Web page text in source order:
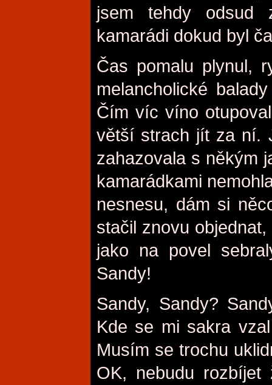
jsem tehdy odsud
kamarádi dokud byl
Čas pomalu plynul,
melancholické
Čím víc víno
větší strach jít za ní.
zahazovala s někým
kamarádkami
nesnesu, dám si
stačil znovu
jako na povel
Sandy!
Sandy, Sandy?
Kde se mi sakra
Musím se trochu
OK, nebudu rozbíjet